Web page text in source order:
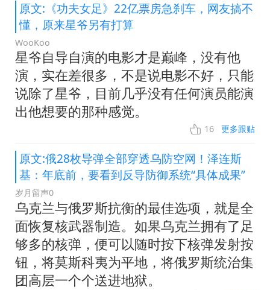
原文:《功夫女足》22亿票房急刹车，网友搞不
懂，原来星爷另有打算
WooKoo
星爷自导自演的电影才是巅峰，没有他
演，实在差很多，不是说电影不好，只能
说除了星爷，目前几乎没有任何演员能演
出他想要的那种感觉。
16 更多跟贴
原文:俄28枚导弹全部穿透乌防空网！泽连斯
基：年底前，要看到反导防御系统“具体成果”
岁月留声0
乌克兰与俄罗斯抗衡的最佳选项，就是全
面恢复核武器制造。如果乌克兰拥有了足
够多的核弹，便可以随时按下核弹发射按
钮，将莫斯科夷为平地，将俄罗斯统治集
团高层一个个送进地狱。